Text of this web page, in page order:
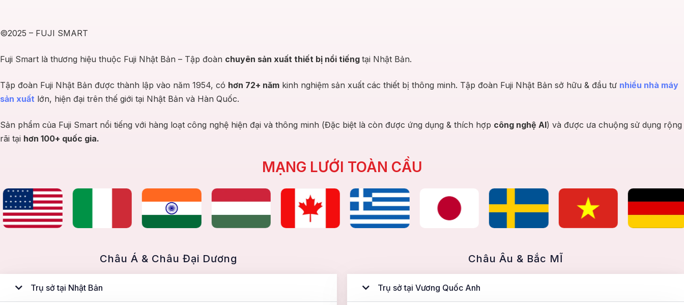
Chỉ đường
Showroom tại Phường An Khánh, Thành phố Hồ Chí
Minh (Phường An Khánh, TP.Thủ Đức cũ)
(Phường An Khánh, TP.Thủ Đức cũ)
Thành phố Hồ Chí Minh
Showroom tại Phường Bình Thạnh, Hồ Chí Minh
Chỉ đường
Showroom tại Đà Nẵng
Showroom tại Quảng Ninh
©2025 – FUJI SMART
Fuji Smart là thương hiệu thuộc Fuji Nhật Bản – Tập đoàn chuyên sản xuất thiết bị nổi tiếng tại Nhật Bản.
Tập đoàn Fuji Nhật Bản được thành lập vào năm 1954, có hơn 72+ năm kinh nghiệm sản xuất các thiết bị thông minh. Tập đoàn Fuji Nhật Bản sở hữu & đầu tư nhiều nhà máy
sản xuất lớn, hiện đại trên thế giới tại Nhật Bản và Hàn Quốc.
Sản phẩm của Fuji Smart nổi tiếng với hàng loạt công nghệ hiện đại và thông minh (Đặc biệt là còn được ứng dụng & thích hợp công nghệ AI) và được ưa chuộng sử dụng rộng
rãi tại hơn 100+ quốc gia.
MẠNG LƯỚI TOÀN CẦU
Châu Á & Châu Đại Dương
Trụ sở tại Nhật Bản
Châu Âu & Bắc MĨ
Trụ sở tại Vương Quốc Anh